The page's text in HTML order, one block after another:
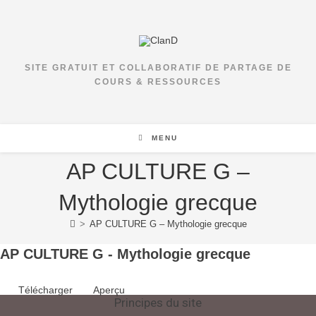
SITE GRATUIT ET COLLABORATIF DE PARTAGE DE
COURS & RESSOURCES
MENU
AP CULTURE G –
Mythologie grecque
> AP CULTURE G – Mythologie grecque
AP CULTURE G - Mythologie grecque
Télécharger Aperçu
Principes du site